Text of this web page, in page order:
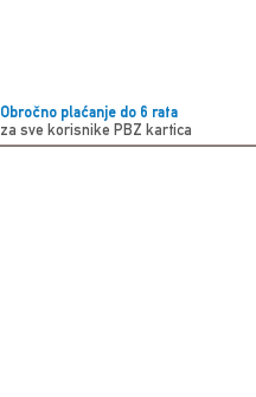
Obročno plaćanje do 6 rata
za sve korisnike PBZ kartica